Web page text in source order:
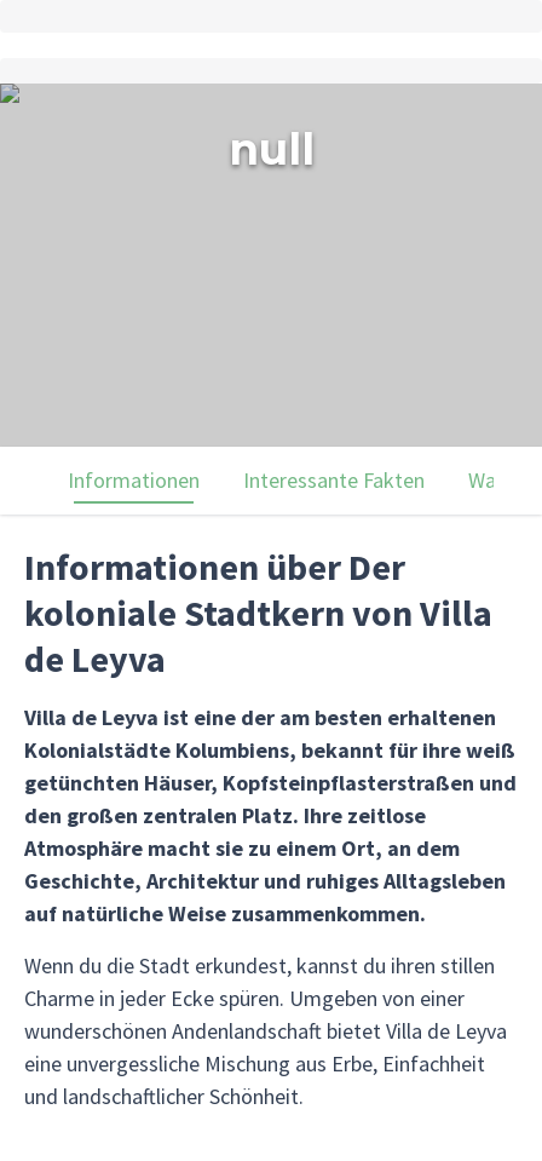
null
Informationen Interessante Fakten Was du
Informationen über Der
koloniale Stadtkern von Villa
de Leyva
Villa de Leyva ist eine der am besten erhaltenen
Kolonialstädte Kolumbiens, bekannt für ihre weiß
getünchten Häuser, Kopfsteinpflasterstraßen und
den großen zentralen Platz. Ihre zeitlose
Atmosphäre macht sie zu einem Ort, an dem
Geschichte, Architektur und ruhiges Alltagsleben
auf natürliche Weise zusammenkommen.
Wenn du die Stadt erkundest, kannst du ihren stillen
Charme in jeder Ecke spüren. Umgeben von einer
wunderschönen Andenlandschaft bietet Villa de Leyva
eine unvergessliche Mischung aus Erbe, Einfachheit
und landschaftlicher Schönheit.